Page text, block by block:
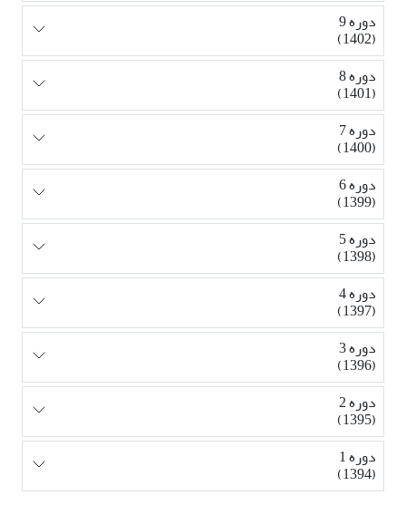
دوره 9
(1402)
دوره 8
(1401)
دوره 7
(1400)
دوره 6
(1399)
دوره 5
(1398)
دوره 4
(1397)
دوره 3
(1396)
دوره 2
(1395)
دوره 1
(1394)